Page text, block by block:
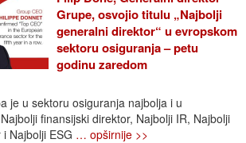
Grupe, osvojio titulu „Najbolji
generalni direktor“ u evropskom
sektoru osiguranja – petu
godinu zaredom
je u sektoru osiguranja najbolja i u
finansijski direktor, Najbolji IR, Najbolji
Najbolji ESG … opširnije >>